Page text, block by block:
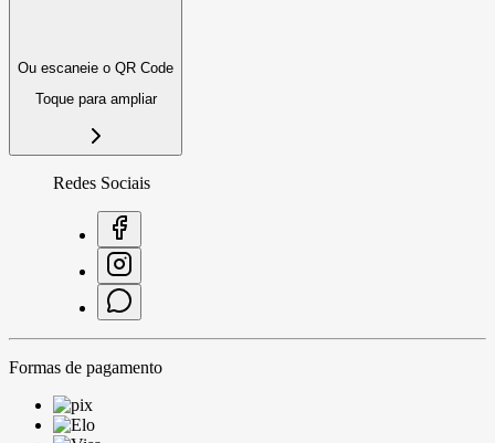
Ou escaneie o QR Code
Toque para ampliar
Redes Sociais
Formas de pagamento